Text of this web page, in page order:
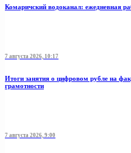
Комаричский водоканал: ежедневная
7 августа 2026, 10:17
Итоги занятия о цифровом рубле на
грамотности
7 августа 2026, 9:00